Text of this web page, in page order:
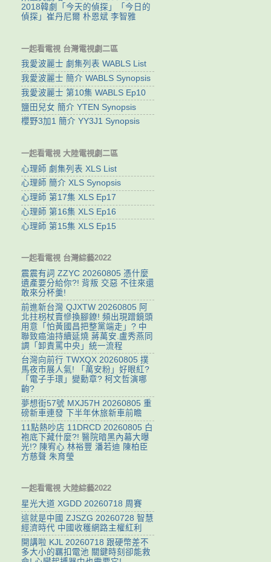
2018韓劇「今天的偵探」「今日的
偵探」崔丹尼爾 朴恩斌 李智雅
一起看電視 台灣電視劇二區
我愛波麗士 劇集列表 WABLS List
我愛波麗士 簡介 WABLS Synopsis
我愛波麗士 第10集 WABLS Ep10
鹽田兒女 簡介 YTEN Synopsis
櫻野3加1 簡介 YY3J1 Synopsis
一起看電視 大陸電視劇二區
心理師 劇集列表 XLS List
心理師 簡介 XLS Synopsis
心理師 第17集 XLS Ep17
心理師 第16集 XLS Ep16
心理師 第15集 XLS Ep15
一起看電視 台灣綜藝2022
震震有詞 ZZYC 20260805 憑什麼
遺產要分給你?! 背叛 交惡 不往來還
敢來分杯羹!
前進新台灣 QJXTW 20260805 阿
北拄枴杖賣慘換腳鐐! 頻出現蹭鏡頭
用意「怕黃國昌把整黨端走」? 中
聯致癌油持續延燒 蔣萬安.盧秀燕同
調「卸責罵中央」統一流程
台灣向前行 TWXQX 20260805 撲
馬夜市展人氣! 「萬安粉」好眼紅?
「電子手環」變勳章? 柯文哲演哪
齣?
夢想街57號 MXJ57H 20260805 重
磅新車連發 下半年休旅新車前瞻
11點熱吵店 11DRCD 20260805 白
袍底下藏什麼?! 醫院暗黑內幕大曝
光!? 陳宥心 林裕豐 潘若迪 陳柏臣
方慈聲 朱育瑩
一起看電視 大陸綜藝2022
星光大道 XGDD 20260718 周賽
這就是中國 ZJSZG 20260728 智慧
經濟時代 中國收穫網路主權紅利
開講啦 KJL 20260718 跟硬幣差不
多大小的羈扣電池 關鍵時刻卻能救